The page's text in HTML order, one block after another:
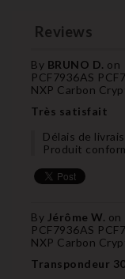
Reviews
By BRUNO D. on
PCF7936AS
NXP Carbon
Très satisfait
Délais de
Produit
By Jérôme W. on
PCF7936AS
NXP Carbon
Transpondeur